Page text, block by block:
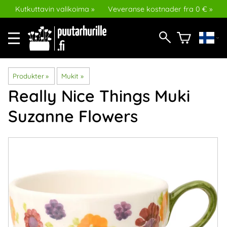
Kutkuttavin valikoima » Veveranse kostnader fra 0 € »
Produkter‪» Mukit ‪»
Really Nice Things Muki
Suzanne Flowers